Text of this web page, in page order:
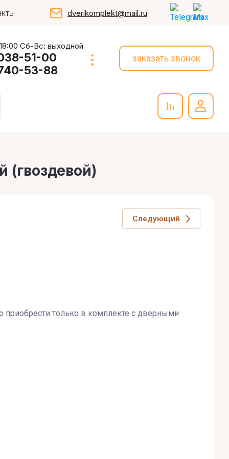
dverikomplekt@mail.ru
Сб-Вс: выходной
51-00
53-88
заказать звонок
(гвоздевой)
Следующий
только в комплекте с дверными